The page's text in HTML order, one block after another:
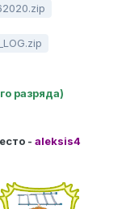
разряда)
- aleksis4